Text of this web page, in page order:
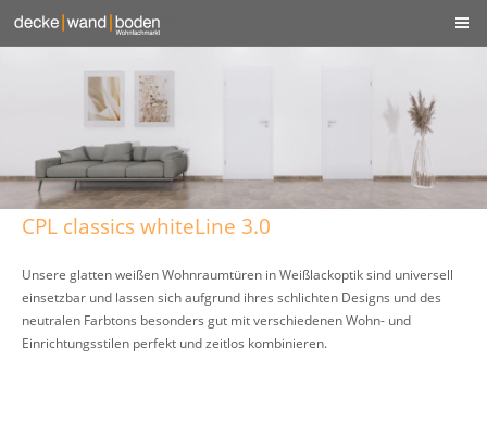
CPL classics whiteLine 3.0
Unsere glatten weißen Wohnraumtüren in Weißlackoptik sind universell
einsetzbar und lassen sich aufgrund ihres schlichten Designs und des
neutralen Farbtons besonders gut mit verschiedenen Wohn- und
Einrichtungsstilen perfekt und zeitlos kombinieren.